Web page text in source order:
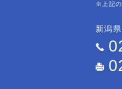
※上記の
新潟